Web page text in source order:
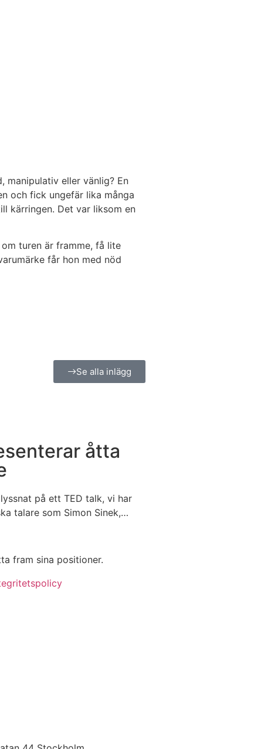
manipulativ eller vänlig? En
och fick ungefär lika många
kärringen. Det var liksom en
turen är framme, få lite
får hon med nöd
Se alla inlägg
åtta
på ett TED talk, vi har
talare som Simon Sinek,…
fram sina positioner.